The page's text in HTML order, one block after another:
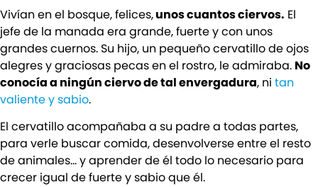
Vivían en el bosque, felices,unos cuantos ciervos. El
jefe de la manada era grande, fuerte y con unos
grandes cuernos. Su hijo, un pequeño cervatillo de ojos
alegres y graciosas pecas en el rostro, le admiraba. No
conocía a ningún ciervo de tal envergadura, ni tan
valiente y sabio.
El cervatillo acompañaba a su padre a todas partes,
para verle buscar comida, desenvolverse entre el resto
de animales… y aprender de él todo lo necesario para
crecer igual de fuerte y sabio que él.